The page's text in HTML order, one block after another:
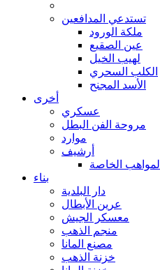
تستدعي المدافعين
ملكة الورود
عين الصقيع
لهيب الخيل
الكلب السحري
الأسد المجنح
أخرى
عسكري
مروحة الفن البطل
موارد
أرشيف
المواهب الخاصة
بناء
دار البلدية
عرين الأبطال
معسكر الجيش
منجم الذهب
مصنع المانا
خزنة الذهب